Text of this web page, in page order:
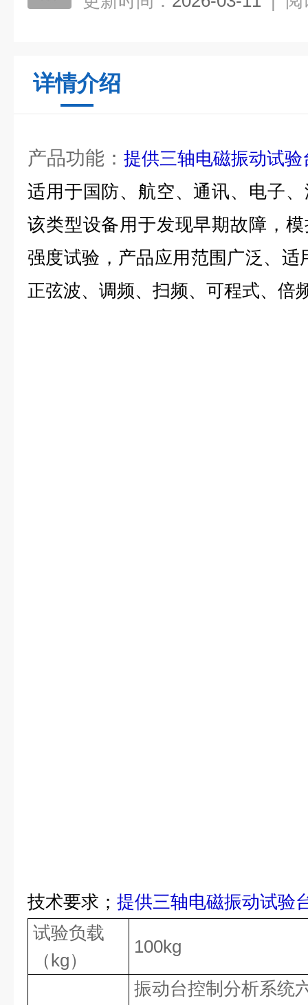
详情介绍
产品功能： 提供三轴电磁振动试
适用于国防、航空、通讯、电子
该类型设备用于发现早期故障，
强度试验，产品应用范围广泛、适
正弦波、调频、扫频、可程式、倍
技术要求； 提供三轴电磁振动试验
试验负载
（kg）
100kg
振动台控制分析系统